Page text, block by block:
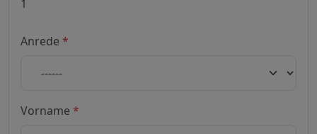
Anrede *
Vorname *